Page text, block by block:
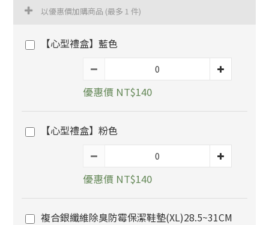
以優惠價加購商品 (最多 1 件)
【心型禮盒】藍色
優惠價 NT$140
【心型禮盒】粉色
優惠價 NT$140
複合銀纖維除臭防霉保潔鞋墊(XL)28.5~31CM